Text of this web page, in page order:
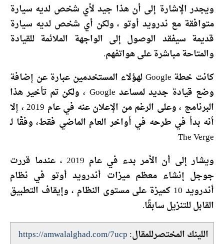
ويجدر الإشارة إلى أن هذا جيد لأي شخص لديه سيارة
متوافقة مع ندرويد أوتو ، ولكن أي شخص لديه سيارة
قديمة سيفقد الوصول إلى الواجهة الملائمة للقيادة
والمتاحة مباشرة على هواتفهم.
كانت خطة Google لهؤلاء المستخدمين عبارة عن إضافة
وضع قيادة جديد لمساعد Google ، ولكن تم تأخير هذا
البرنامج ، وعلى الرغم من الإعلان عنه في عام 2019 ، إلا
أنه بدأ في طرحه في أواخر العام الماضي فقط، وفقًا لـ
The Verge
ويشار إلى أن الأمر بدء في عام 2019 ، عندما قررت
جوجل إنشاء معظم ميزات أندرويد أوتو في نظام
أندرويد 10 كميزة على مستوى النظام ، وإيقاف التطبيق
القابل للتنزيل سابقًا.
اللينك المختصرللمقال:https://amwalalghad.com/7ucp